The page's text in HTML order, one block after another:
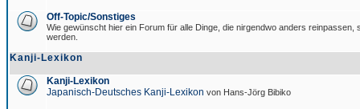
Off-Topic/Sonstiges
Wie gewünscht hier ein Forum für alle Dinge, die nirgendwo anders reinpassen,
werden.
Kanji-Lexikon
Kanji-Lexikon
Japanisch-Deutsches Kanji-Lexikon von Hans-Jörg Bibiko